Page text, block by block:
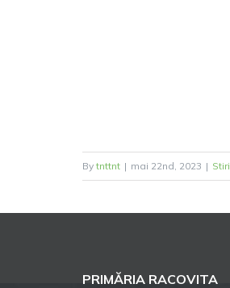
By tnttnt | mai 22nd, 2023 | Stiri
PRIMĂRIA RACOVITA